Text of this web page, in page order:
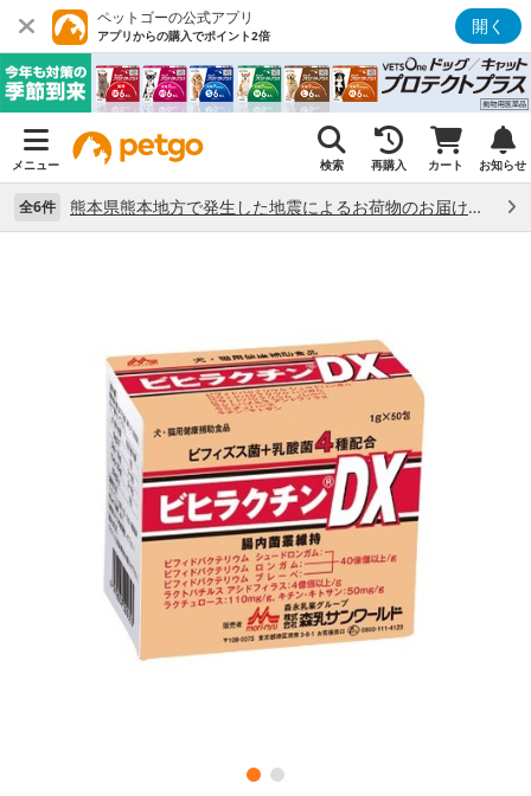
ペットゴーの公式アプリ
アプリからの購入でポイント2倍 開く
メニュー 検索 再購入 カート お知らせ
全6件 熊本県熊本地方で発生した地震によるお荷物のお届け状況について （7/28）